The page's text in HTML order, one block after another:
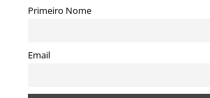
Primeiro Nome
Email